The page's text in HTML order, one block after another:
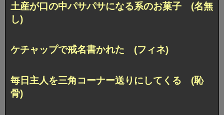
土産が口の中パサパサになる系のお菓子 (名無
し)
ケチャップで戒名書かれた (フィネ)
毎日主人を三角コーナー送りにしてくる (恥
骨)